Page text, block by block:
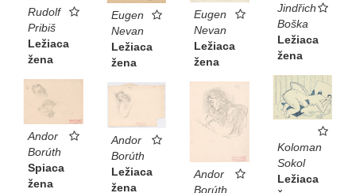
Rudolf
Pribiš
Ležiaca
žena
Eugen
Nevan
Ležiaca
žena
Eugen
Nevan
Ležiaca
žena
Jindřich
Boška
Ležiaca
žena
Koloman
Sokol
Ležiaca
Andor
Borúth
Spiaca
žena
Andor
Borúth
Andor
Borúth
Ležiaca
žena